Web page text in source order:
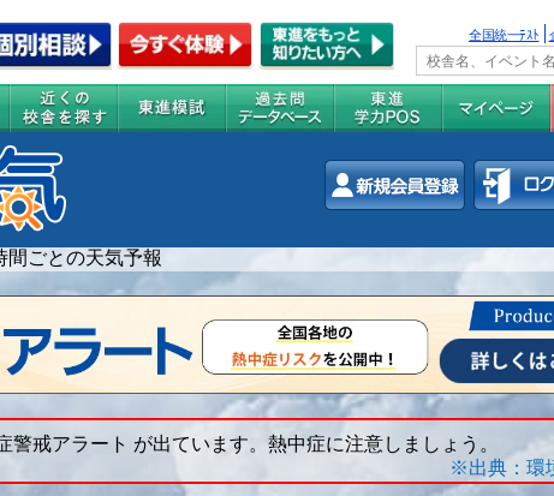
全国統一ﾃｽﾄ
間ごとの天気予報
戒アラート が出ています。熱中症に注意しましょう。
※出典：環